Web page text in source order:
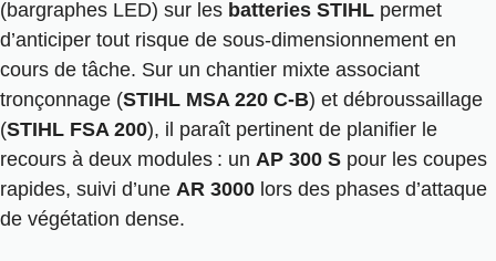
(bargraphes LED) sur les batteries STIHL permet
d’anticiper tout risque de sous-dimensionnement en
cours de tâche. Sur un chantier mixte associant
tronçonnage (STIHL MSA 220 C-B) et débroussaillage
(STIHL FSA 200), il paraît pertinent de planifier le
recours à deux modules : un AP 300 S pour les coupes
rapides, suivi d’une AR 3000 lors des phases d’attaque
de végétation dense.